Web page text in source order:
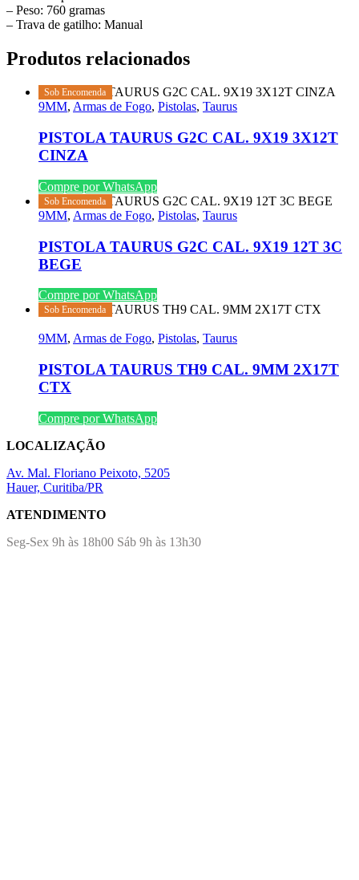
– Peso: 760 gramas
– Trava de gatilho: Manual
Produtos relacionados
Sob Encomenda
9MM, Armas de Fogo, Pistolas, Taurus
PISTOLA TAURUS G2C CAL. 9X19 3X12T
CINZA
Compre por WhatsApp
Sob Encomenda
9MM, Armas de Fogo, Pistolas, Taurus
PISTOLA TAURUS G2C CAL. 9X19 12T 3C
BEGE
Compre por WhatsApp
Sob Encomenda
9MM, Armas de Fogo, Pistolas, Taurus
PISTOLA TAURUS TH9 CAL. 9MM 2X17T
CTX
Compre por WhatsApp
LOCALIZAÇÃO
Av. Mal. Floriano Peixoto, 5205
Hauer, Curitiba/PR
ATENDIMENTO
Seg-Sex 9h às 18h00 Sáb 9h às 13h30